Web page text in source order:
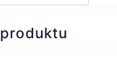
produktu